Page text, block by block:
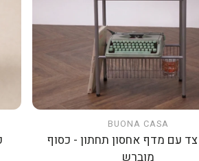
הוספה לעגלה
BUONA CASA
צד עם מדף אחסון תחתון - כסוף
מוברש